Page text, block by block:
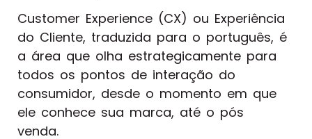
Customer Experience (CX) ou Experiência
do Cliente, traduzida para o português, é
a área que olha estrategicamente para
todos os pontos de interação do
consumidor, desde o momento em que
ele conhece sua marca, até o pós
venda.